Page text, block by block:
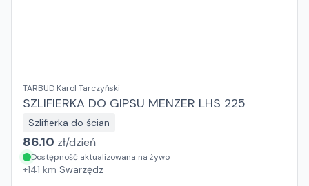
TARBUD Karol Tarczyński
SZLIFIERKA DO GIPSU MENZER LHS 225
Szlifierka do ścian
86.10 zł/dzień
Dostępność aktualizowana na żywo
+141 km Swarzędz